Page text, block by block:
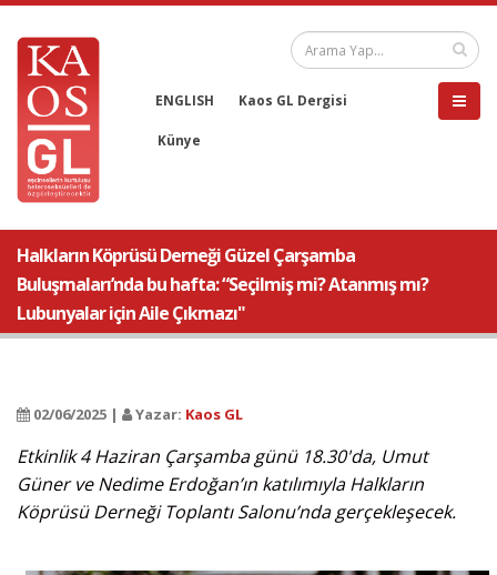
ENGLISH Kaos GL Dergisi
Künye
Halkların Köprüsü Derneği Güzel Çarşamba
Buluşmaları’nda bu hafta: “Seçilmiş mi? Atanmış mı?
Lubunyalar için Aile Çıkmazı"
02/06/2025 | Yazar: Kaos GL
Etkinlik 4 Haziran Çarşamba günü 18.30'da, Umut
Güner ve Nedime Erdoğan’ın katılımıyla Halkların
Köprüsü Derneği Toplantı Salonu’nda gerçekleşecek.